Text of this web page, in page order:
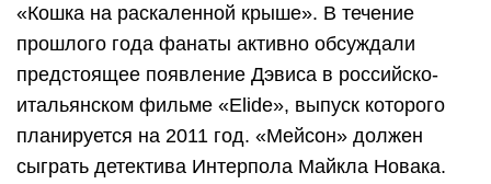
«Кошка на раскаленной крыше». В течение
прошлого года фанаты активно обсуждали
предстоящее появление Дэвиса в российско-
итальянском фильме «Elide», выпуск которого
планируется на 2011 год. «Мейсон» должен
сыграть детектива Интерпола Майкла Новака.